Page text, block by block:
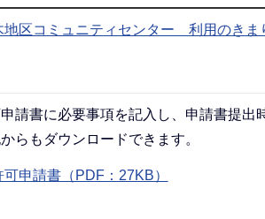
地区コミュニティセンター 利用のきま
請書に必要事項を記入し、申請書提
らもダウンロードできます。
申請書（PDF：27KB）